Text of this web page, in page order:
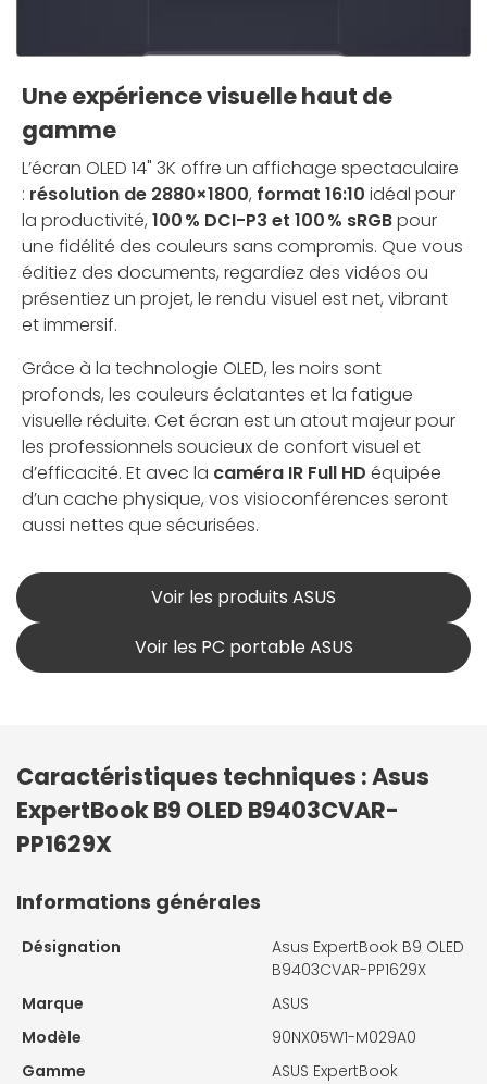
Une expérience visuelle haut de
gamme
L’écran OLED 14" 3K offre un affichage spectaculaire
: résolution de 2880×1800, format 16:10 idéal pour
la productivité, 100 % DCI-P3 et 100 % sRGBpour
une fidélité des couleurs sans compromis. Que vous
éditiez des documents, regardiez des vidéos ou
présentiez un projet, le rendu visuel est net, vibrant
et immersif.
Grâce à la technologie OLED, les noirs sont
profonds, les couleurs éclatantes et la fatigue
visuelle réduite. Cet écran est un atout majeur pour
les professionnels soucieux de confort visuel et
d’efficacité. Et avec la caméra IR Full HD équipée
d’un cache physique, vos visioconférences seront
aussi nettes que sécurisées.
Voir les produits ASUS
Voir les PC portable ASUS
Caractéristiques techniques : Asus
ExpertBook B9 OLED B9403CVAR-
PP1629X
Informations générales
Désignation
Asus ExpertBook B9 OLED
B9403CVAR-PP1629X
Marque
ASUS
Modèle
90NX05W1-M029A0
Gamme
ASUS ExpertBook